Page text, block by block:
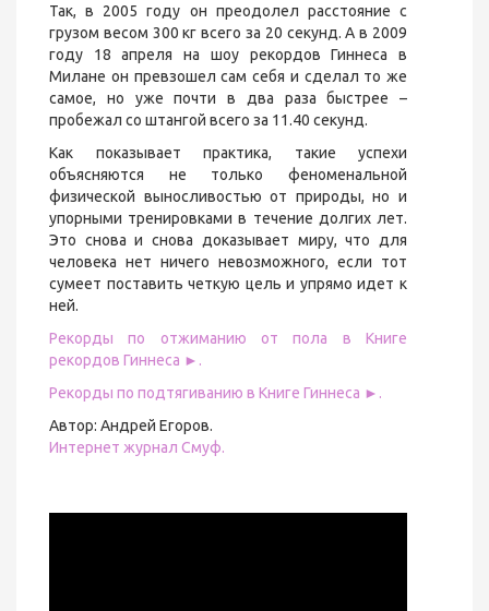
Так, в 2005 году он преодолел расстояние с
грузом весом 300 кг всего за 20 секунд. А в 2009
году 18 апреля на шоу рекордов Гиннеса в
Милане он превзошел сам себя и сделал то же
самое, но уже почти в два раза быстрее –
пробежал со штангой всего за 11.40 секунд.
Как показывает практика, такие успехи
объясняются не только феноменальной
физической выносливостью от природы, но и
упорными тренировками в течение долгих лет.
Это снова и снова доказывает миру, что для
человека нет ничего невозможного, если тот
сумеет поставить четкую цель и упрямо идет к
ней.
Рекорды по отжиманию от пола в Книге
рекордов Гиннеса ►.
Рекорды по подтягиванию в Книге Гиннеса ►.
Автор: Андрей Егоров.
Интернет журнал Смуф.